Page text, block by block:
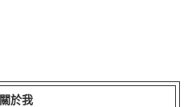
關於我